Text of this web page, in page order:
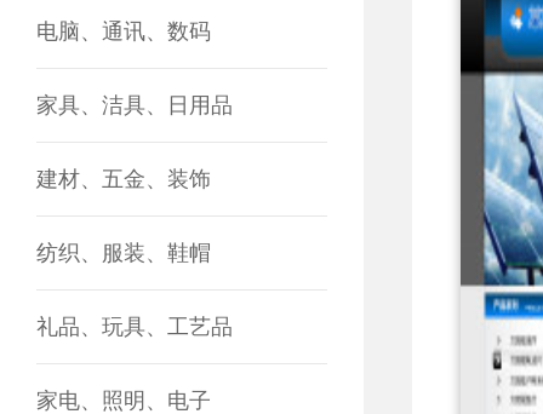
电脑、通讯、数码
家具、洁具、日用品
建材、五金、装饰
纺织、服装、鞋帽
礼品、玩具、工艺品
家电、照明、电子